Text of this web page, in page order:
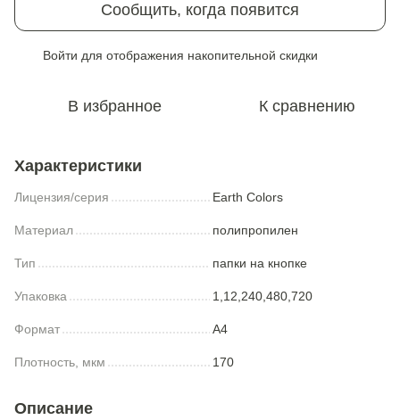
Сообщить, когда появится
Войти для отображения накопительной скидки
В избранное К сравнению
Характеристики
Лицензия/серия Earth Colors
Материал полипропилен
Тип папки на кнопке
Упаковка 1,12,240,480,720
Формат A4
Плотность, мкм 170
Описание